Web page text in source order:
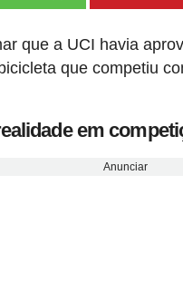
que a UCI havia
que competiu
em
Anunciar